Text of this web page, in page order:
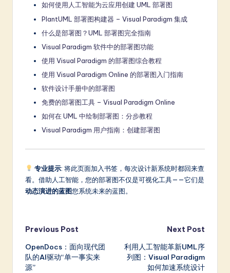
如何使用人工智能为云应用创建 UML 部署图
PlantUML 部署图构建器 – Visual Paradigm 集成
什么是部署图？UML 部署图完全指南
Visual Paradigm 软件中的部署图功能
使用 Visual Paradigm 的部署图综合教程
使用 Visual Paradigm Online 的部署图入门指南
软件设计手册中的部署图
免费的部署图工具 – Visual Paradigm Online
如何在 UML 中绘制部署图：分步教程
Visual Paradigm 用户指南：创建部署图
专业提示: 将此页面加入书签，每次设计新系统时都回来查
看。借助人工智能，您的部署图不仅是可视化工具——它们是
动态演进的蓝图您系统未来的蓝图。
Post
navigation
Previous Post
OpenDocs：面向现代团
队的AI驱动“单一事实来
源”
Next Post
利用人工智能革新UML序
列图：Visual Paradigm
如何加速系统设计